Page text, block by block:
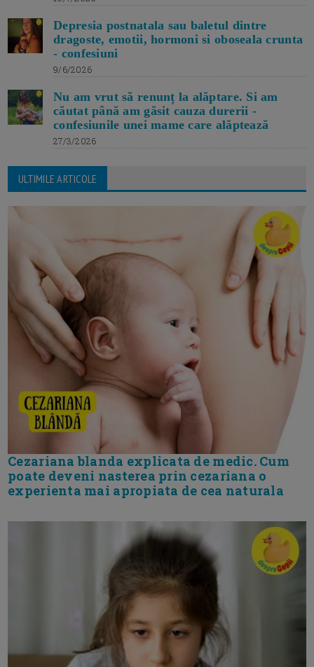
Depresia postnatala sau baletul dintre
dragoste, emotii, hormoni si oboseala crunta
- confesiuni
9/6/2026
Nu am vrut să renunț la alăptare. Si am
căutat până am găsit cauza durerii -
confesiunile unei mame care alăptează
27/3/2026
ULTIMILE ARTICOLE
Cezariana blanda explicata de medic. Cum
poate deveni nasterea prin cezariana o
experienta mai apropiata de cea naturala